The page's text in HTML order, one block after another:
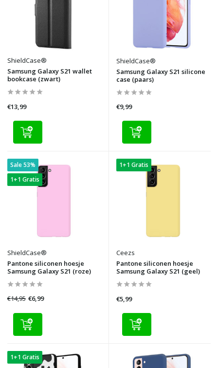
ShieldCase®
Samsung Galaxy S21 wallet
bookcase (zwart)
€13,99
ShieldCase®
Samsung Galaxy S21 silicone
case (paars)
€9,99
Sale 53%
1+1 Gratis
ShieldCase®
Pantone siliconen hoesje
Samsung Galaxy S21 (roze)
€14,95 €6,99
1+1 Gratis
Ceezs
Pantone siliconen hoesje
Samsung Galaxy S21 (geel)
€5,99
1+1 Gratis